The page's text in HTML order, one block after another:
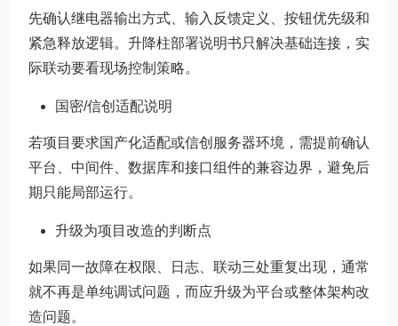
先确认继电器输出方式、输入反馈定义、按钮优先级和
紧急释放逻辑。升降柱部署说明书只解决基础连接，实
际联动要看现场控制策略。
国密/信创适配说明
若项目要求国产化适配或信创服务器环境，需提前确认
平台、中间件、数据库和接口组件的兼容边界，避免后
期只能局部运行。
升级为项目改造的判断点
如果同一故障在权限、日志、联动三处重复出现，通常
就不再是单纯调试问题，而应升级为平台或整体架构改
造问题。